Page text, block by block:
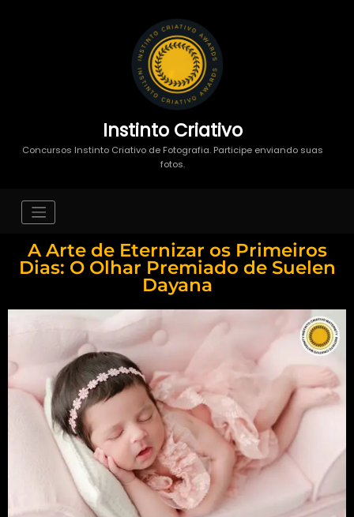
Instinto Criativo
Concursos Instinto Criativo de Fotografia. Participe enviando suas
fotos.
A Arte de Eternizar os Primeiros
Dias: O Olhar Premiado de Suelen
Dayana